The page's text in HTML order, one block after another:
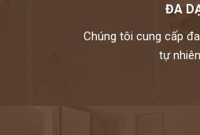
ĐA
Chúng tôi cung cấp
tự